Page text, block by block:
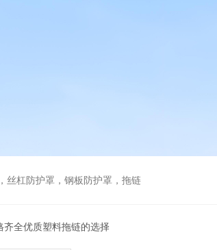
丝杠防护罩，钢板防护罩，拖链
齐全优质塑料拖链的选择